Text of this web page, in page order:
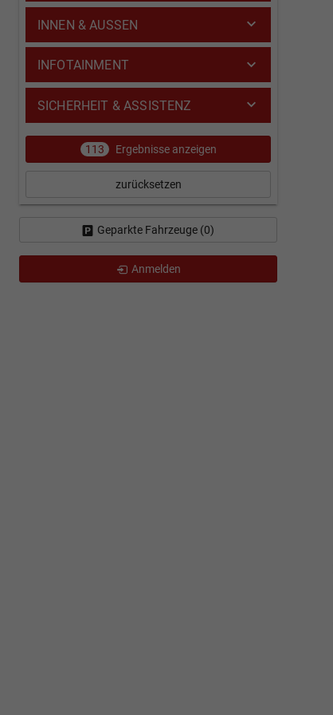
INNEN & AUSSEN
INFOTAINMENT
SICHERHEIT & ASSISTENZ
113 Ergebnisse anzeigen
zurücksetzen
Geparkte Fahrzeuge (0)
Anmelden